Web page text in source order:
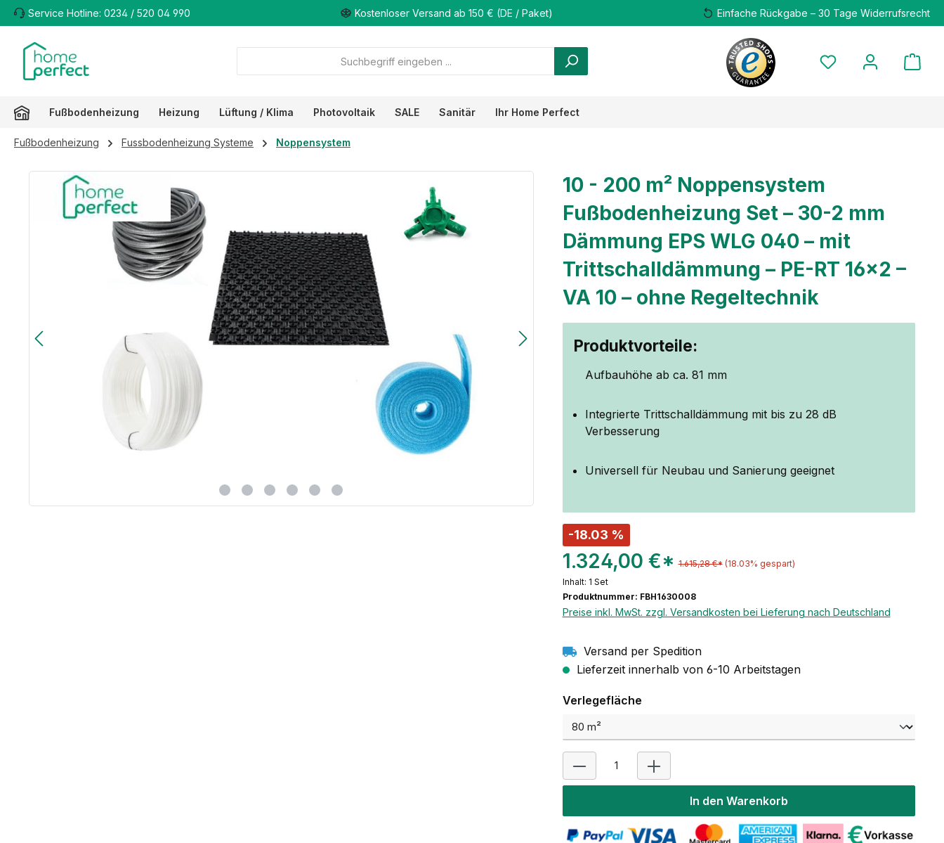
Hauptinhalt springen
Zur Suche springen
Zur Hauptnavigation springen
Service Hotline: 0234 / 520 04 990 Kostenloser Versand ab 150 € (DE / Paket) Einfache Rückgabe – 30 Tage Widerrufsrecht
Fußbodenheizung Heizung Lüftung / Klima Photovoltaik SALE Sanitär Ihr Home Perfect
Fußbodenheizung Fussbodenheizung Systeme Noppensystem
Bildergalerie überspringen
10 - 200 m² Noppensystem
Fußbodenheizung Set – 30-2 mm
Dämmung EPS WLG 040 – mit
Trittschalldämmung – PE-RT 16×2 –
VA 10 – ohne Regeltechnik
Produktvorteile:
Aufbauhöhe ab ca. 81 mm
Integrierte Trittschalldämmung mit bis zu 28 dB
Verbesserung
Universell für Neubau und Sanierung geeignet
-18.03 %
1.324,00 €* 1.615,28 €* (18.03% gespart)
Inhalt: 1 Set
Produktnummer: FBH1630008
Preise inkl. MwSt. zzgl. Versandkosten bei Lieferung nach Deutschland
Versand per Spedition
Lieferzeit innerhalb von 6-10 Arbeitstagen
Verlegeflächeauswählen
In den Warenkorb